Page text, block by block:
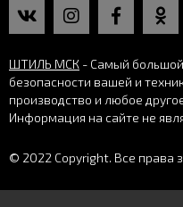
ШТИЛЬ МСК - Самый
безопасности вашей и
производство и любое
Информация на сайте не
© 2022 Copyright. Все